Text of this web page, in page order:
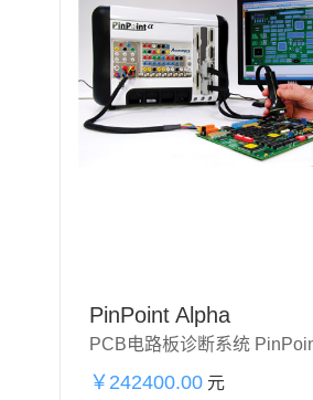
PinPoint Alpha
￥242400.00 元
加购物